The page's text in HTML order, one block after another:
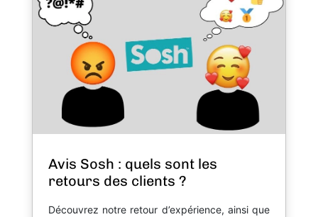
Avis Sosh : quels sont les
retours des clients ?
Découvrez notre retour d’expérience, ainsi que